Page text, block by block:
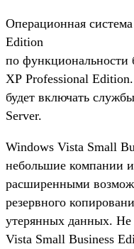
Операционная
Edition
по функциональности
ХР Professional Edition.
будет включать
Server.
Windows Vista Small
небольшие компании и
расширенными
резервного
утерянных данных.
Vista Small Business